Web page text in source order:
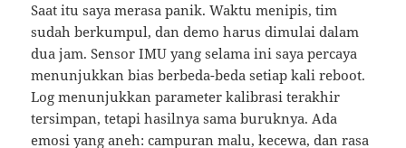
Saat itu saya merasa panik. Waktu menipis, tim
sudah berkumpul, dan demo harus dimulai dalam
dua jam. Sensor IMU yang selama ini saya percaya
menunjukkan bias berbeda-beda setiap kali reboot.
Log menunjukkan parameter kalibrasi terakhir
tersimpan, tetapi hasilnya sama buruknya. Ada
emosi yang aneh: campuran malu, kecewa, dan rasa